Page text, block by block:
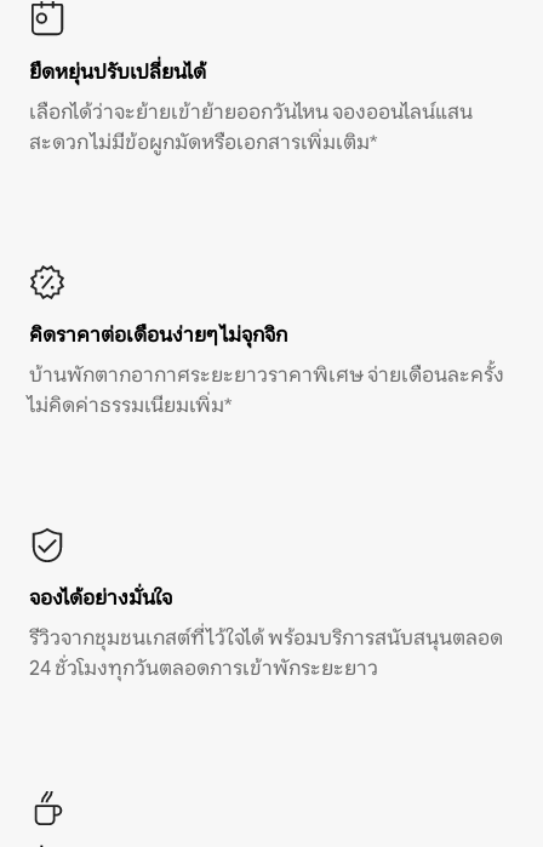
ยืดหยุ่นปรับเปลี่ยนได้
เลือกได้ว่าจะย้ายเข้าย้ายออกวันไหน จองออนไลน์แสน
สะดวก ไม่มีข้อผูกมัดหรือเอกสารเพิ่มเติม*
คิดราคาต่อเดือนง่ายๆ ไม่จุกจิก
บ้านพักตากอากาศระยะยาวราคาพิเศษ จ่ายเดือนละครั้ง
ไม่คิดค่าธรรมเนียมเพิ่ม*
จองได้อย่างมั่นใจ
รีวิวจากชุมชนเกสต์ที่ไว้ใจได้ พร้อมบริการสนับสนุนตลอด
24 ชั่วโมงทุกวันตลอดการเข้าพักระยะยาว